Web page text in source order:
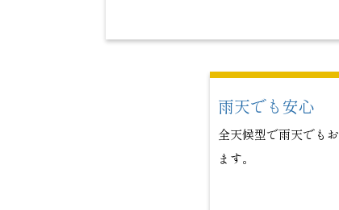
雨天でも安心
全天候型で雨天でも
ます。